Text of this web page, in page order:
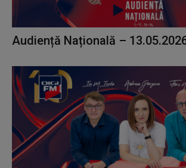
Audiență Națională –